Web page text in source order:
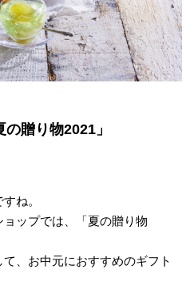
贈り物2021」
ね。
ップでは、「夏の贈り物
、お中元におすすめのギフト